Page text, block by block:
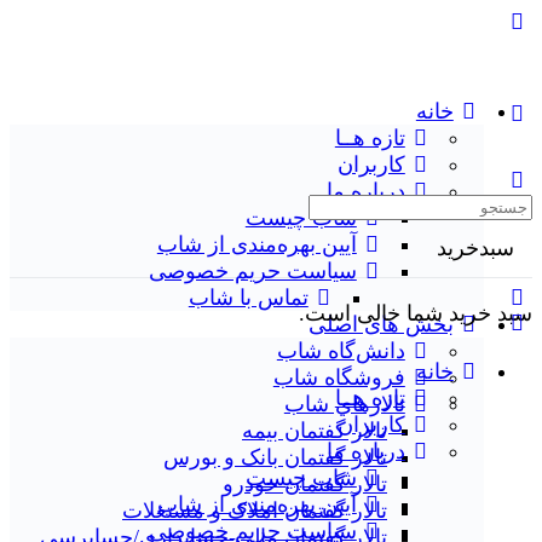
خانه
تازه هــا
کاربران
درباره ما
شاب چیست
آیین بهره‌مندی از شاب
سیاست حریم خصوصی
تماس با شاب
بخش های اصلی
دانش‌گاه شاب
فروشگاه شاب
تالارهاي شاب
تالار گفتمان بیمه
تالار گفتمان بانک و بورس
تالار گفتمان خودرو
تالار گفتمان املاک و مستغلات
تالار گفتمان مالی-حسابداری/حسابرسی
سبدخرید
خرید شما خالی است.
خانه
تازه هــا
کاربران
درباره ما
شاب چیست
آیین بهره‌مندی از شاب
سیاست حریم خصوصی